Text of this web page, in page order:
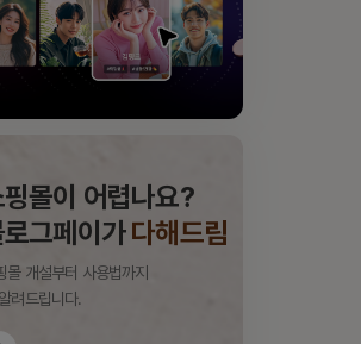
몰이 어렵나요?
그페이가다해드림
몰 개설부터 사용법까지
려드립니다.